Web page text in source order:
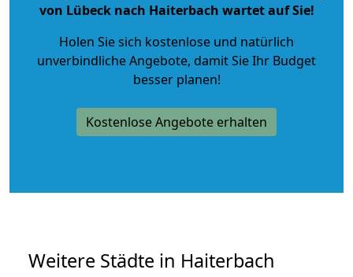
von Lübeck nach Haiterbach wartet auf Sie!
Holen Sie sich kostenlose und natürlich
unverbindliche Angebote, damit Sie Ihr Budget
besser planen!
Kostenlose Angebote erhalten
Weitere Städte in Haiterbach